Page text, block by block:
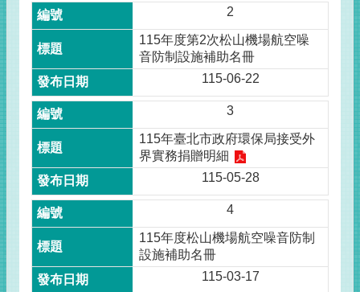
2
115年度第2次松山機場航空噪
音防制設施補助名冊
115-06-22
3
115年臺北市政府環保局接受外
界實務捐贈明細
115-05-28
4
115年度松山機場航空噪音防制
設施補助名冊
115-03-17